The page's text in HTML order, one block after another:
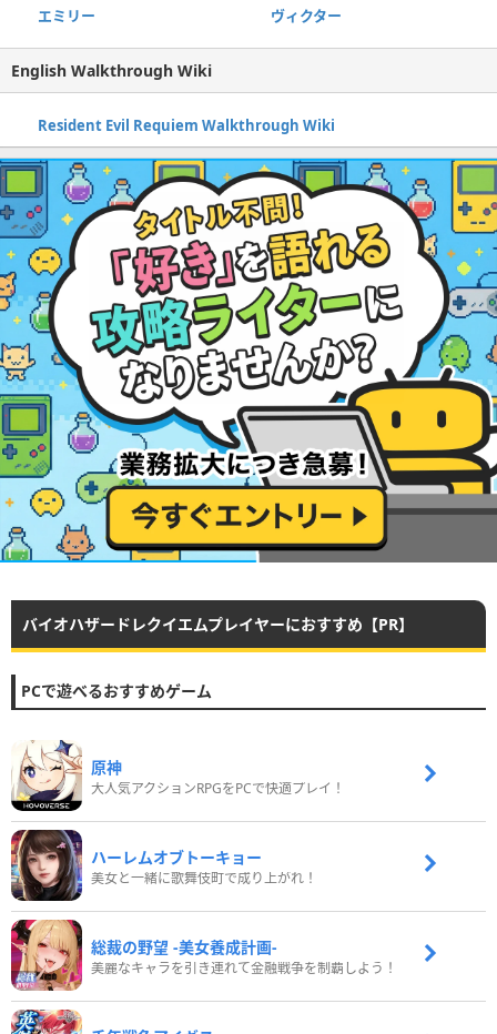
エミリー ヴィクター
English Walkthrough Wiki
Resident Evil Requiem Walkthrough Wiki
バイオハザードレクイエムプレイヤーにおすすめ【PR】
PCで遊べるおすすめゲーム
原神
大人気アクションRPGをPCで快適プレイ！
ハーレムオブトーキョー
美女と一緒に歌舞伎町で成り上がれ！
総裁の野望 -美女養成計画-
美麗なキャラを引き連れて金融戦争を制覇しよう！